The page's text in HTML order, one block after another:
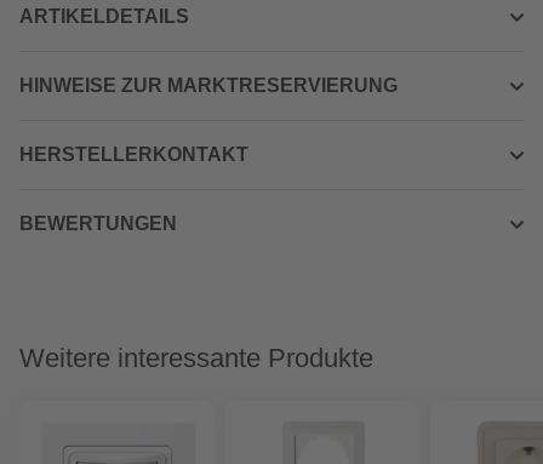
ARTIKELDETAILS
HINWEISE ZUR MARKTRESERVIERUNG
HERSTELLERKONTAKT
BEWERTUNGEN
Weitere interessante Produkte